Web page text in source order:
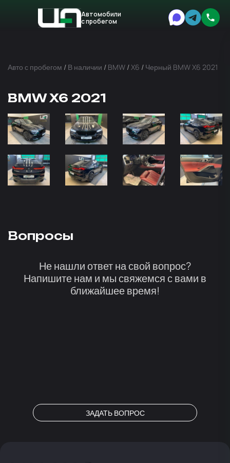
Автомобили
с пробегом
Авто с пробегом / В наличии / BMW /X6 / Черный BMW X6 2021
BMW X6 2021
Вопросы
Не нашли ответ на свой вопрос?
Напишите нам и мы свяжемся с вами в
ближайшее время!
ЗАДАТЬ ВОПРОС